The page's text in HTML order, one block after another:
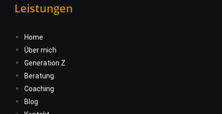
Leistungen
Home
Über mich
Generation Z
Beratung
Coaching
Blog